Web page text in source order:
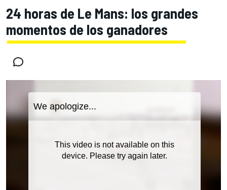
24 horas de Le Mans: los grandes
momentos de los ganadores